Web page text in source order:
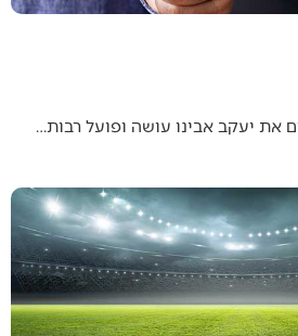
את יעקב אבינו עושה ופועל רבות…